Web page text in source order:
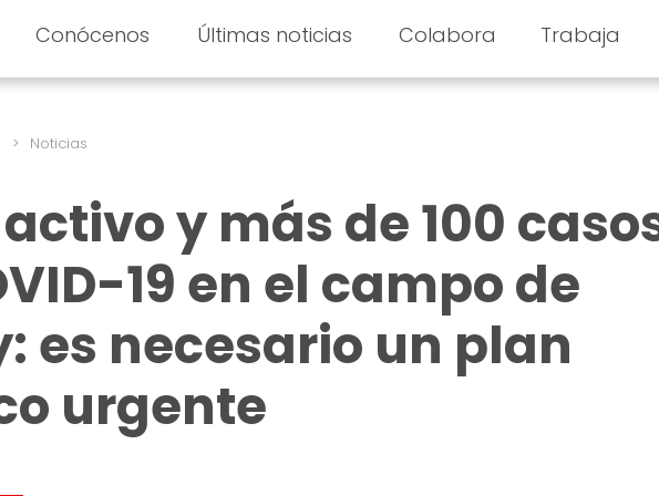
Conócenos Últimas noticias Colabora Trabaja
> Noticias
y más de 100
19 en el campo de
es necesario un plan
urgente